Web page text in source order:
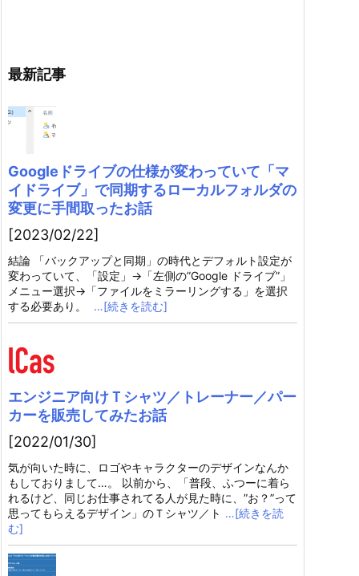
最新記事
Googleドライブの仕様が変わっていて「マ
イドライブ」で同期するローカルフォルダの
変更に手間取ったお話
[2023/02/22]
結論 「バックアップと同期」の時代とデフォルト設定が
変わっていて、「設定」→「左側の”Google ドライブ”」
メニュー選択→「ファイルをミラーリングする」を選択
する必要あり。
…[続きを読む]
エンジニア向けＴシャツ／トレーナー／パー
カーを販売してみたお話
[2022/01/30]
気が向いた時に、ロゴやキャラクターのデザインなんか
もしておりまして…。 以前から、「普段、ふつーに着ら
れるけど、同じお仕事されてる人が見た時に、”お？”って
思ってもらえるデザイン」のＴシャツ／ト …[続きを読
む]